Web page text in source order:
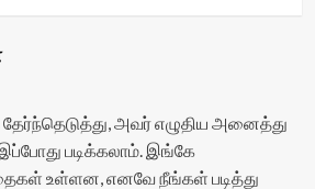
அவர் எழுதிய அனைத்து
படிக்கலாம். இங்கே
உள்ளன, எனவே நீங்கள் படித்து